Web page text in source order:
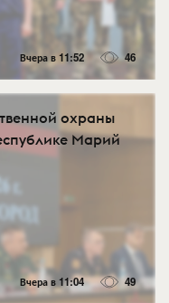
Вчера в 11:52 46
охраны
Марий
Вчера в 11:04 49